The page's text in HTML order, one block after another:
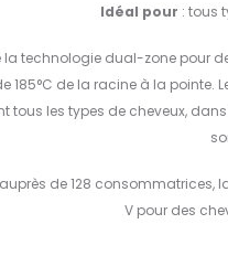
Idéal pour : tous
la technologie dual-zone pour
185°C de la racine à la pointe.
tous les types de cheveux,
auprès de 128
V pour des